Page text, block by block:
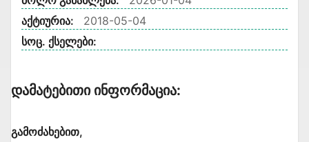
აქტიურია:
2018-05-04
სოც. ქსელები:
Დამატებითი Ინფორმაცია:
გამოძახებით,